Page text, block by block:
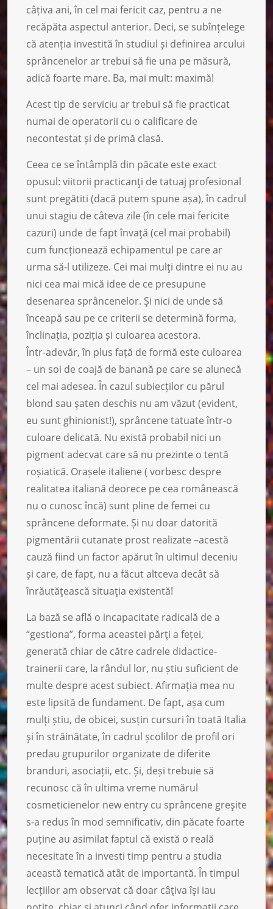
câțiva ani, în cel mai fericit caz, pentru a ne
recăpăta aspectul anterior. Deci, se subînțelege
că atenția investită în studiul și definirea arcului
sprâncenelor ar trebui să fie una pe măsură,
adică foarte mare. Ba, mai mult: maximă!
Acest tip de serviciu ar trebui să fie practicat
numai de operatorii cu o calificare de
necontestat și de primă clasă.
Ceea ce se întâmplă din păcate este exact
opusul: viitorii practicanţi de tatuaj profesional
sunt pregătiti (dacă putem spune așa), în cadrul
unui stagiu de câteva zile (în cele mai fericite
cazuri) unde de fapt învaţă (cel mai probabil)
cum funcționează echipamentul pe care ar
urma să-l utilizeze. Cei mai mulţi dintre ei nu au
nici cea mai mică idee de ce presupune
desenarea sprâncenelor. Şi nici de unde să
înceapă sau pe ce criterii se determină forma,
înclinația, poziția și culoarea acestora.
Într-adevăr, în plus față de formă este culoarea
– un soi de coajă de banană pe care se alunecă
cel mai adesea. În cazul subiecților cu părul
blond sau şaten deschis nu am văzut (evident,
eu sunt ghinionist!), sprâncene tatuate într-o
culoare delicată. Nu există probabil nici un
pigment adecvat care să nu prezinte o tentă
roșiatică. Orașele italiene ( vorbesc despre
realitatea italiană deorece pe cea românească
nu o cunosc încă) sunt pline de femei cu
sprâncene deformate. Și nu doar datorită
pigmentării cutanate prost realizate –acestă
cauză fiind un factor apărut în ultimul deceniu
și care, de fapt, nu a făcut altceva decât să
înrăutăţească situaţia existentă!
La bază se află o incapacitate radicală de a
“gestiona”, forma aceastei părţi a feței,
generată chiar de către cadrele didactice-
trainerii care, la rândul lor, nu știu suficient de
multe despre acest subiect. Afirmația mea nu
este lipsită de fundament. De fapt, așa cum
mulți știu, de obicei, susțin cursuri în toată Italia
şi în străinătate, în cadrul școlilor de profil ori
predau grupurilor organizate de diferite
branduri, asociații, etc. Și, deși trebuie să
recunosc că în ultima vreme numărul
cosmeticienelor new entry cu sprâncene greşite
s-a redus în mod semnificativ, din păcate foarte
puține au asimilat faptul că există o reală
necesitate în a investi timp pentru a studia
această tematică atât de importantă. În timpul
lecțiilor am observat că doar câţiva îşi iau